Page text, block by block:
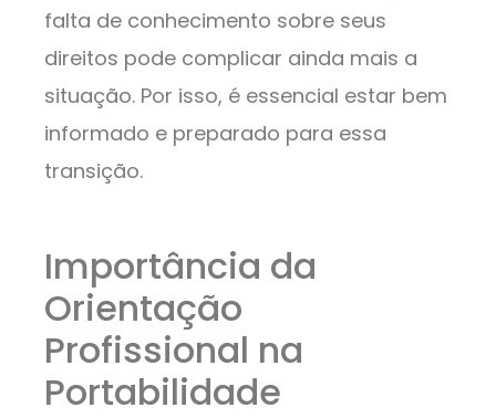
falta de conhecimento sobre seus
direitos pode complicar ainda mais a
situação. Por isso, é essencial estar bem
informado e preparado para essa
transição.
Importância da
Orientação
Profissional na
Portabilidade